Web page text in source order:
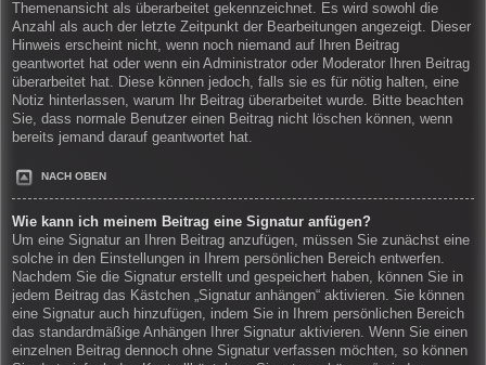
Themenansicht als überarbeitet gekennzeichnet. Es wird sowohl die
Anzahl als auch der letzte Zeitpunkt der Bearbeitungen angezeigt. Dieser
Hinweis erscheint nicht, wenn noch niemand auf Ihren Beitrag
geantwortet hat oder wenn ein Administrator oder Moderator Ihren Beitrag
überarbeitet hat. Diese können jedoch, falls sie es für nötig halten, eine
Notiz hinterlassen, warum Ihr Beitrag überarbeitet wurde. Bitte beachten
Sie, dass normale Benutzer einen Beitrag nicht löschen können, wenn
bereits jemand darauf geantwortet hat.
NACH OBEN
Wie kann ich meinem Beitrag eine Signatur anfügen?
Um eine Signatur an Ihren Beitrag anzufügen, müssen Sie zunächst eine
solche in den Einstellungen in Ihrem persönlichen Bereich entwerfen.
Nachdem Sie die Signatur erstellt und gespeichert haben, können Sie in
jedem Beitrag das Kästchen „Signatur anhängen“ aktivieren. Sie können
eine Signatur auch hinzufügen, indem Sie in Ihrem persönlichen Bereich
das standardmäßige Anhängen Ihrer Signatur aktivieren. Wenn Sie einen
einzelnen Beitrag dennoch ohne Signatur verfassen möchten, so können